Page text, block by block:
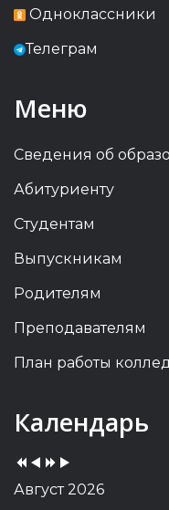
Одноклассники
Телеграм
Меню
Сведения об
Абитуриенту
Студентам
Выпускникам
Родителям
Преподавателям
План работы
Календарь
Previous
Year
Previous
Month
YearMonth
Август 2026